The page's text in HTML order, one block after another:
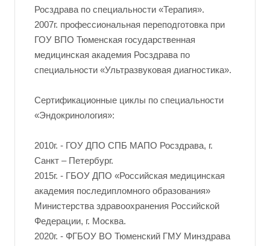
Росздрава по специальности «Терапия».
2007г. профессиональная переподготовка при
ГОУ ВПО Тюменская государственная
медицинская академия Росздрава по
специальности «Ультразвуковая диагностика».
Сертификационные циклы по специальности
«Эндокринология»:
2010г. - ГОУ ДПО СПБ МАПО Росздрава, г.
Санкт – Петербург.
2015г. - ГБОУ ДПО «Российская медицинская
академия последипломного образования»
Министерства здравоохранения Российской
Федерации, г. Москва.
2020г. - ФГБОУ ВО Тюменский ГМУ Минздрава